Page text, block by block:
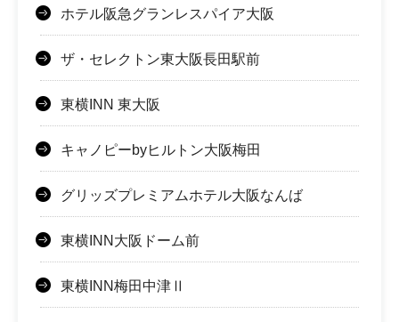
ホテル阪急グランレスパイア大阪
ザ・セレクトン東大阪長田駅前
東横INN 東大阪
キャノピーbyヒルトン大阪梅田
グリッズプレミアムホテル大阪なんば
東横INN大阪ドーム前
東横INN梅田中津Ⅱ